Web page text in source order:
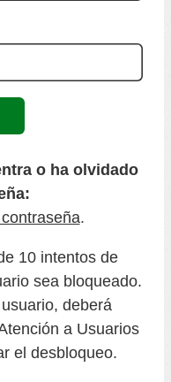
o ha olvidado
.
10 intentos de
sea bloqueado.
deberá
a Usuarios
el desbloqueo.